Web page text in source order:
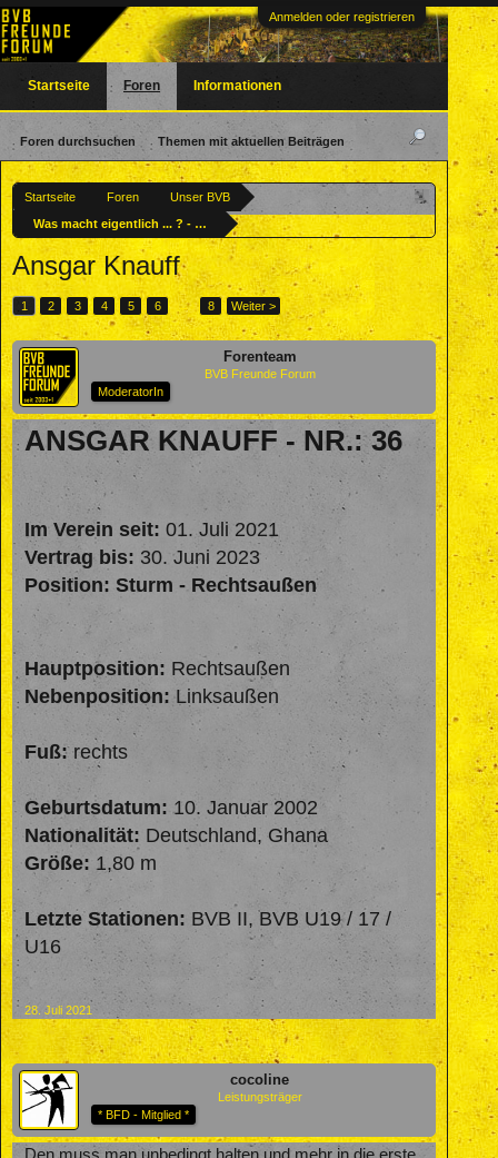
Anmelden oder registrieren
Startseite Foren
Unser BVB
Was macht eigentlich ... ? - Ehemalige BVBler
Ansgar Knauff
1 2 3 4 5 6 → 8 Weiter >
Forenteam
BVB Freunde Forum
ModeratorIn
ANSGAR KNAUFF - NR.: 36
Im Verein seit: 01. Juli 2021
Vertrag bis: 30. Juni 2023
Position: Sturm - Rechtsaußen
Hauptposition: Rechtsaußen
Nebenposition: Linksaußen
Fuß:rechts
Geburtsdatum: 10. Januar 2002
Nationalität: Deutschland, Ghana
Größe: 1,80 m
Letzte Stationen: BVB II, BVB U19 / 17 /
U16
28. Juli 2021
cocoline
Leistungsträger
* BFD - Mitglied *
Startseite Foren
Foren durchsuchen Themen mit aktuellen Beiträgen
Informationen